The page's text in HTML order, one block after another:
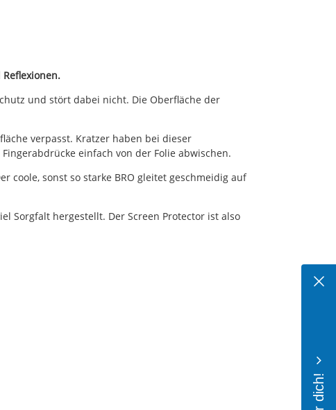
und stört dabei nicht. Die Oberfläche der
verpasst. Kratzer haben bei dieser
einfach von der Folie abwischen.
coole, sonst so starke BRO gleitet geschmeidig auf
Sorgfalt hergestellt. Der Screen Protector ist also